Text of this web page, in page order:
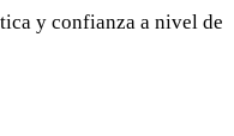
y confianza a nivel de